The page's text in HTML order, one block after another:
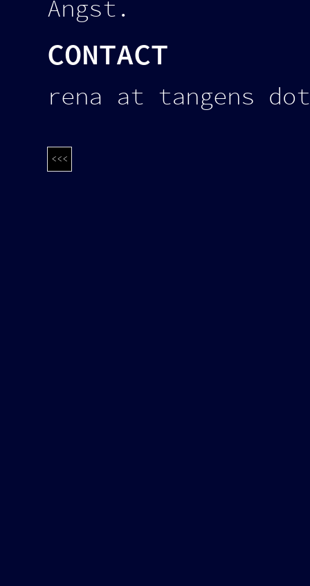
Angst.
CONTACT
rena at tangens
<<<